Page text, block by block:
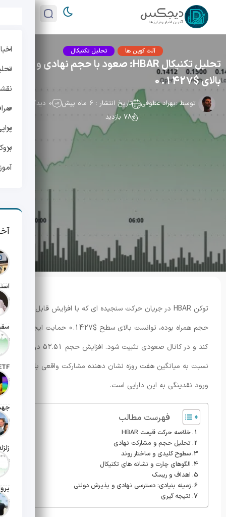
تاریخ
تاریخ
تاریخ
تاریخ
تاریخ
تاریخ
آلت کوین ها تحلیل تکنیکال
تحلیل تکنیکال HBAR: صعود با حجم نهادی و تثبیت
بالای $0.1427
توسط :بهراد عطوفی تاریخ انتشار : 6 ماه پیش
0 دیدگاه
78 بازدید
توکن HBAR در جریان حرکت سنجیده ای که با افزایش قابل توجه
حجم همراه بوده، توانست بالای سطح $0.1427 حمایت ایجاد
کند و در کانال صعودی تثبیت شود. افزایش حجم 52.51 درصدی
نسبت به میانگین هفت روزه نشان دهنده مشارکت واقعی بازار و
ورود نقدینگی به این دارایی است.
فهرست مطالب
خلاصه حرکت قیمت HBAR
تحلیل حجم و مشارکت نهادی
سطوح کلیدی و ساختار روند
الگوهای چارت و نشانه های تکنیکال
اهداف و ریسک
زمینه بنیادی: دسترسی نهادی و پذیرش دولتی
نتیجه گیری